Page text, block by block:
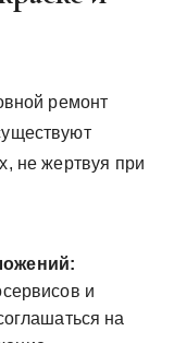
ремонт
не жертвуя при
и
на